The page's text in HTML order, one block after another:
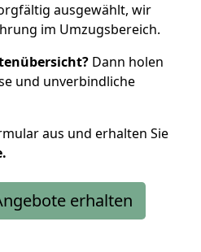
ausgewählt, wir
im Umzugsbereich.
Dann holen
und unverbindliche
aus und erhalten Sie
erhalten